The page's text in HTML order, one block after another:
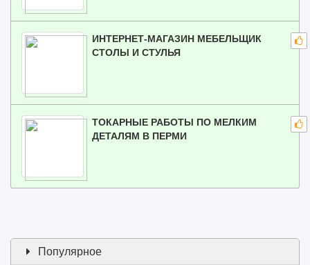
ИНТЕРНЕТ-МАГАЗИН МЕБЕЛЬЩИК
СТОЛЫ И СТУЛЬЯ
ТОКАРНЫЕ РАБОТЫ ПО МЕЛКИМ
ДЕТАЛЯМ В ПЕРМИ
Популярное